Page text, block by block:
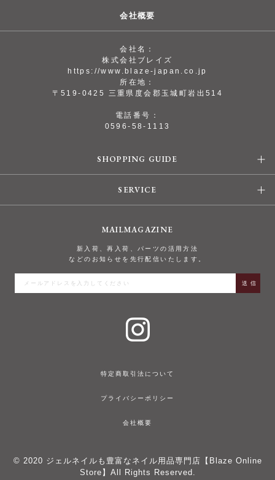
会社概要
会社名：
株式会社ブレイズ
https://www.blaze-japan.co.jp
所在地：
〒519-0425 三重県度会郡玉城町岩出514
電話番号：
0596-58-1113
SHOPPING GUIDE
SERVICE
MAILMAGAZINE
新入荷、再入荷、パーツの活用方法
などのお知らせを先行配信いたします。
特定商取引法について
プライバシーポリシー
会社概要
© 2020 ジェルネイルも豊富なネイル用品専門店【Blaze Online
Store】 All Rights Reserved.